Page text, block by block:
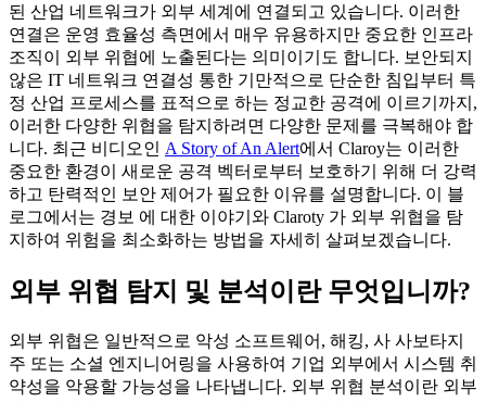
된 산업 네트워크가 외부 세계에 연결되고 있습니다. 이러한
연결은 운영 효율성 측면에서 매우 유용하지만 중요한 인프라
조직이 외부 위협에 노출된다는 의미이기도 합니다. 보안되지
않은 IT 네트워크 연결성 통한 기만적으로 단순한 침입부터 특
정 산업 프로세스를 표적으로 하는 정교한 공격에 이르기까지,
이러한 다양한 위협을 탐지하려면 다양한 문제를 극복해야 합
니다. 최근 비디오인 A Story of An Alert에서 Claroy는 이러한
중요한 환경이 새로운 공격 벡터로부터 보호하기 위해 더 강력
하고 탄력적인 보안 제어가 필요한 이유를 설명합니다. 이 블
로그에서는 경보 에 대한 이야기와 Claroty 가 외부 위협을 탐
지하여 위험을 최소화하는 방법을 자세히 살펴보겠습니다.
외부 위협 탐지 및 분석이란 무엇입니까?
외부 위협은 일반적으로 악성 소프트웨어, 해킹, 사 사보타지
주 또는 소셜 엔지니어링을 사용하여 기업 외부에서 시스템 취
약성을 악용할 가능성을 나타냅니다. 외부 위협 분석이란 외부